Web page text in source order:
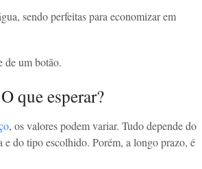
sendo perfeitas para economizar em
de um botão.
que esperar?
, os valores podem variar. Tudo depende do
e do tipo escolhido. Porém, a longo prazo, é